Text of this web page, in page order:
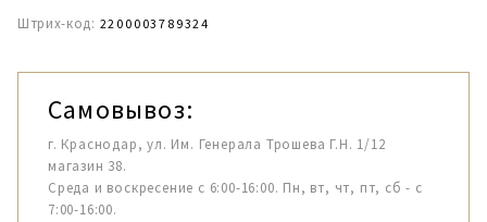
Штрих-код: 2200003789324
Самовывоз:
г. Краснодар, ул. Им. Генерала Трошева Г.Н. 1/12
магазин 38.
Среда и воскресение с 6:00-16:00. Пн, вт, чт, пт, сб - с
7:00-16:00.